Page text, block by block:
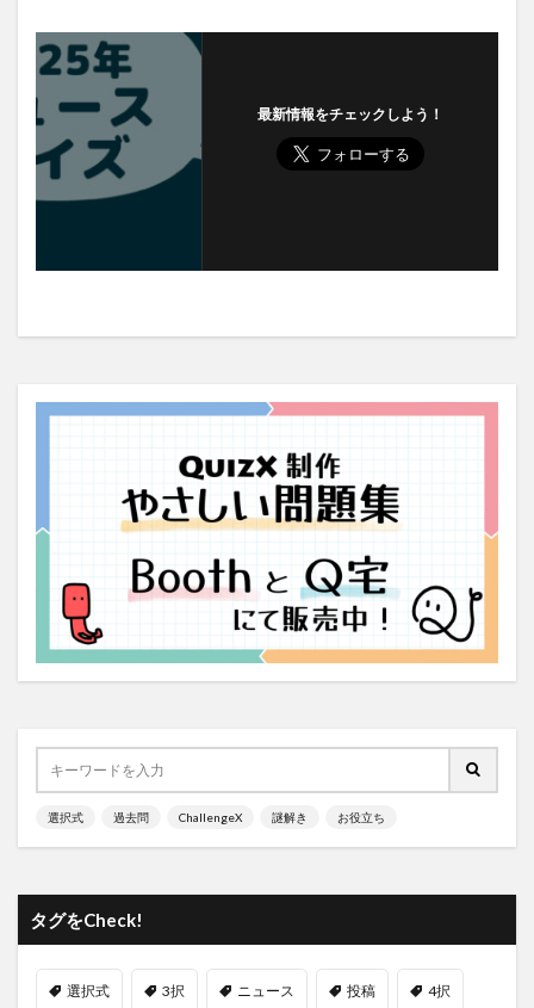
最新情報をチェックしよう！
選択式 過去問 ChallengeX 謎解き お役立ち
タグをCheck!
選択式 3択 ニュース 投稿 4択